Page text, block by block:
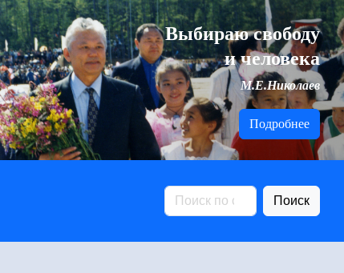
Выбираю свободу
и человека
М.Е.Николаев
Подробнее
Поиск